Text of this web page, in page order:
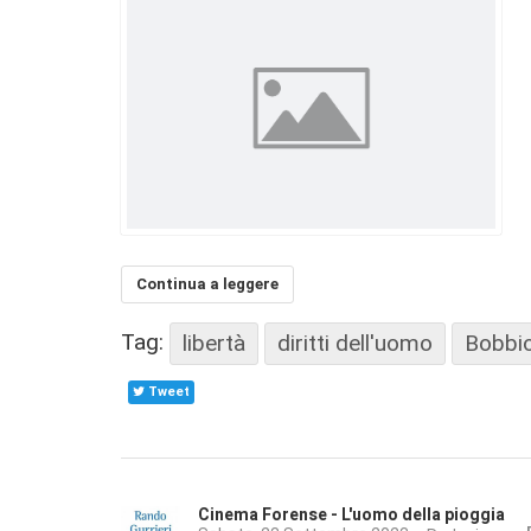
Continua a leggere
Tag: libertà diritti dell'uomo
Tweet
Cinema Forense - L'uomo della pioggia